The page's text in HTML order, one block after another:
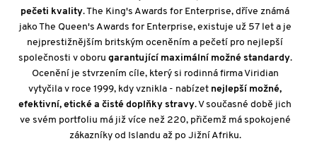
pečeti kvality. The King's Awards for Enterprise, dříve známá
jako The Queen's Awards for Enterprise, existuje už 57 let a je
nejprestižnějším britským oceněním a pečetí pro nejlepší
společnosti v oboru garantující maximální možné standardy.
Ocenění je stvrzením cíle, který si rodinná firma Viridian
vytyčila v roce 1999, kdy vznikla - nabízet nejlepší možné,
efektivní, etické a čisté doplňky stravy. V současné době jich
ve svém portfoliu má již více než 220, přičemž má spokojené
zákazníky od Islandu až po Jižní Afriku.